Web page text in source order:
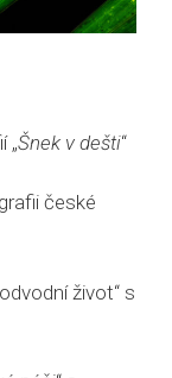
„Šnek v dešti“
české
život“ s